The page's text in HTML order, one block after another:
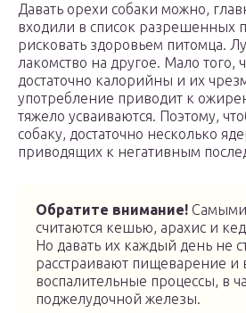
Давать орехи собаки можно,
входили в список разрешенных
рисковать здоровьем питомца.
лакомство на другое. Мало того,
достаточно калорийны и их
употребление приводит к
тяжело усваиваются. Поэтому,
собаку, достаточно несколько
приводящих к негативным
Обратите внимание!
считаются кешью, арахис и
Но давать их каждый день не
расстраивают пищеварение
воспалительные процессы, в
поджелудочной железы.